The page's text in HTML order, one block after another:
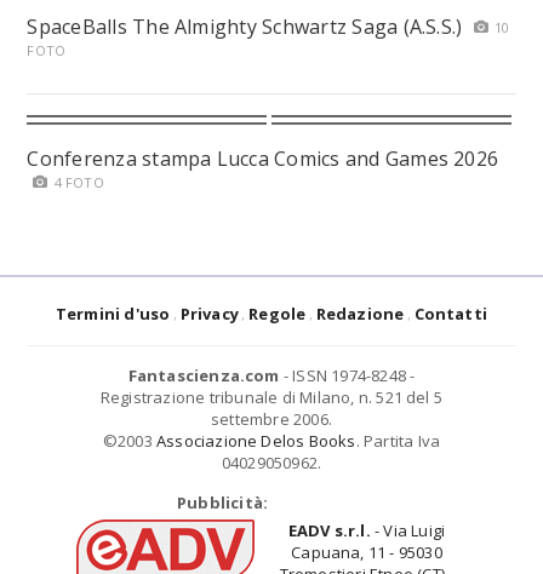
SpaceBalls The Almighty Schwartz Saga (A.S.S.)
10
FOTO
Conferenza stampa Lucca Comics and Games 2026
4 FOTO
Termini d'uso Privacy Regole Redazione Contatti
Fantascienza.com - ISSN 1974-8248 -
Registrazione tribunale di Milano, n. 521 del 5
settembre 2006.
©2003 Associazione Delos Books. Partita Iva
04029050962.
Pubblicità:
EADV s.r.l. - Via Luigi
Capuana, 11 - 95030